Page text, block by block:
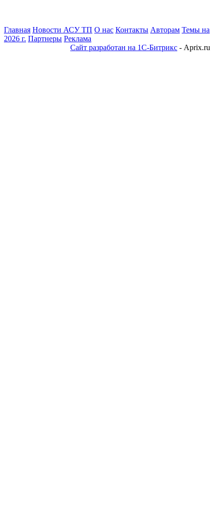
Главная Новости АСУ ТП О нас Контакты Авторам Темы на
2026 г. Партнеры Реклама
Сайт разработан на 1С-Битрикс - Aprix.ru